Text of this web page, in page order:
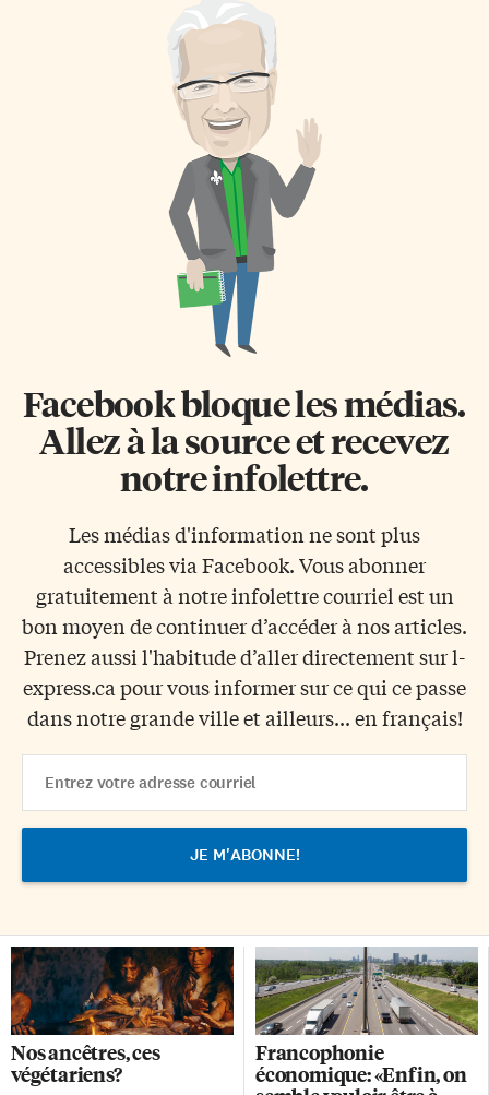
Sommet des Premières Nations.
L’objectif: établir les règles de la
concernant les grands projets
d’infrastructures qui seront
développés grâce à la Loi sur
canadienne (anciennement
projet de loi C-5, adopté en
parmi les multiples
candidatures, les lauréats ont
démontré «une implication et
un dévouement remarquables
au sein de leur communauté».
Cornwall, London, Ottawa
Ana Mikee Daag, du Collège St.
Lawrence, à Cornwall, «s’est
illustrée par ses initiatives en
développement durable, son
implication dans des collectes
communautaires, ainsi que son
soutien aux personnes
Facebook bloque les médias.
Allez à la source et recevez
notre infolettre.
Les médias d'information ne sont plus
accessibles via Facebook. Vous abonner
gratuitement à notre infolettre courriel est un
bon moyen de continuer d’accéder à nos articles.
Prenez aussi l'habitude d’aller directement sur l-
express.ca pour vous informer sur ce qui ce passe
dans notre grande ville et ailleurs... en français!
Address
Nos ancêtres, ces
végétariens?
Francophonie
économique: «Enfin, on